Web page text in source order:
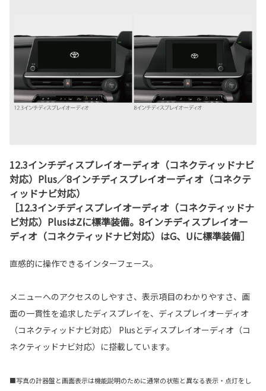
12.3インチディスプレイオーディオ（コネクティッドナビ
対応）Plus／8インチディスプレイオーディオ（コネクテ
ィッドナビ対応）
［12.3インチディスプレイオーディオ（コネクティッドナ
ビ対応）PlusはZに標準装備。8インチディスプレイオー
ディオ（コネクティッドナビ対応）はG、Uに標準装備］
直感的に操作できるインターフェース。
メニューへのアクセスのしやすさ、表示項目のわかりやすさ、画
面の一貫性を追求したディスプレイを、ディスプレイオーディオ
（コネクティッドナビ対応） Plusとディスプレイオーディオ（コ
ネクティッドナビ対応）に搭載しています。
■写真の計器盤と画面表示は機能説明のために通常の状態と異なる表示・点灯をし